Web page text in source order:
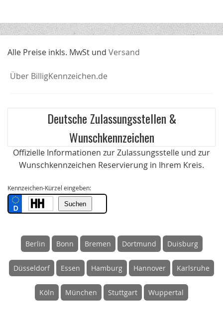
Alle Preise inkls. MwSt und Versand
Über BilligKennzeichen.de
Deutsche Zulassungsstellen &
Wunschkennzeichen
Offizielle Informationen zur Zulassungsstelle und zur
Wunschkennzeichen Reservierung in Ihrem Kreis.
Kennzeichen-Kürzel eingeben:
Berlin Bonn Bremen Dortmund Duisburg
Düsseldorf Essen Hamburg Hannover Karlsruhe
Köln München Stuttgart Wuppertal